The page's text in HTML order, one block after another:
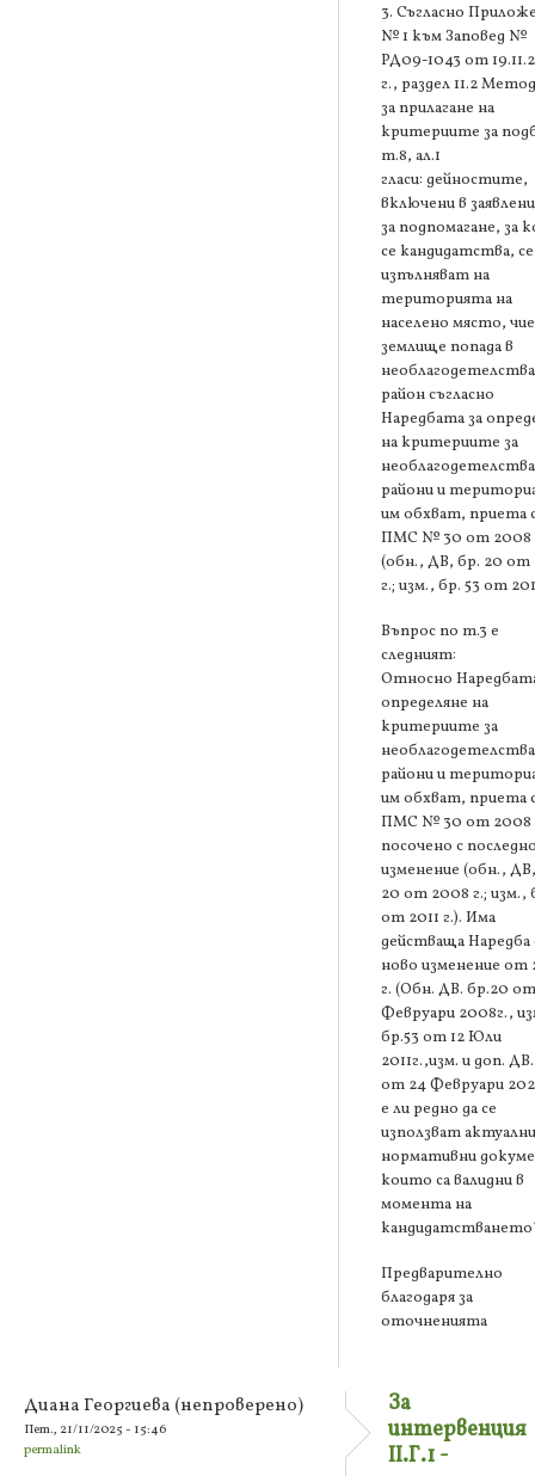
3. Съгласно
№ 1 към Заповед №
РД09-1043 от
г., раздел 11.2
за прилагане на
критериите за
т.8, ал.1
гласи: дейностите,
включени в
за подпомагане, за
се кандидатства, се
изпълняват на
територията на
населено място,
землище попада в
район съгласно
Наредбата за
на критериите за
райони и
им обхват, приета
ПМС № 30 от 2008
(обн., ДВ, бр. 20 от
г.; изм., бр. 53 от
Въпрос по т.3 е
следният:
Относно
определяне на
критериите за
райони и
им обхват, приета
ПМС № 30 от 2008
посочено с
изменение (обн.,
20 от 2008 г.; изм.,
от 2011 г.). Има
действаща Наредба
ново изменение от
г. (Обн. ДВ. бр.20
Февруари 2008г.,
бр.53 от 12 Юли
2011г.,изм. и доп.
от 24 Февруари
е ли редно да се
използват
нормативни
които са валидни в
момента на
Предварително
благодаря за
оточненията
Диана Георгиева (непроверено)
Пет., 21/11/2025 - 15:46
permalink
За
интервенция
II.Г.1 -